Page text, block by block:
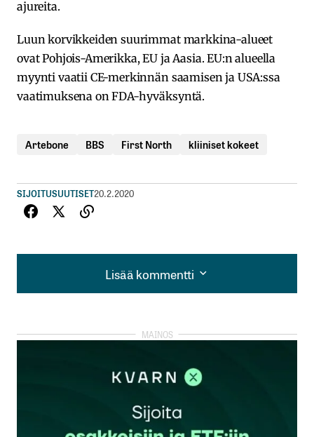
ajureita.
Luun korvikkeiden suurimmat markkina-alueet
ovat Pohjois-Amerikka, EU ja Aasia. EU:n alueella
myynti vaatii CE-merkinnän saamisen ja USA:ssa
vaatimuksena on FDA-hyväksyntä.
Artebone BBS First North kliiniset kokeet
SIJOITUSUUTISET20.2.2020
Lisää kommentti
Lisää kommentti
kirjautua
rekisteröityä